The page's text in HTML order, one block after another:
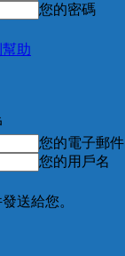
您的密碼
助
您的電子郵件
您的用戶名
送給您。